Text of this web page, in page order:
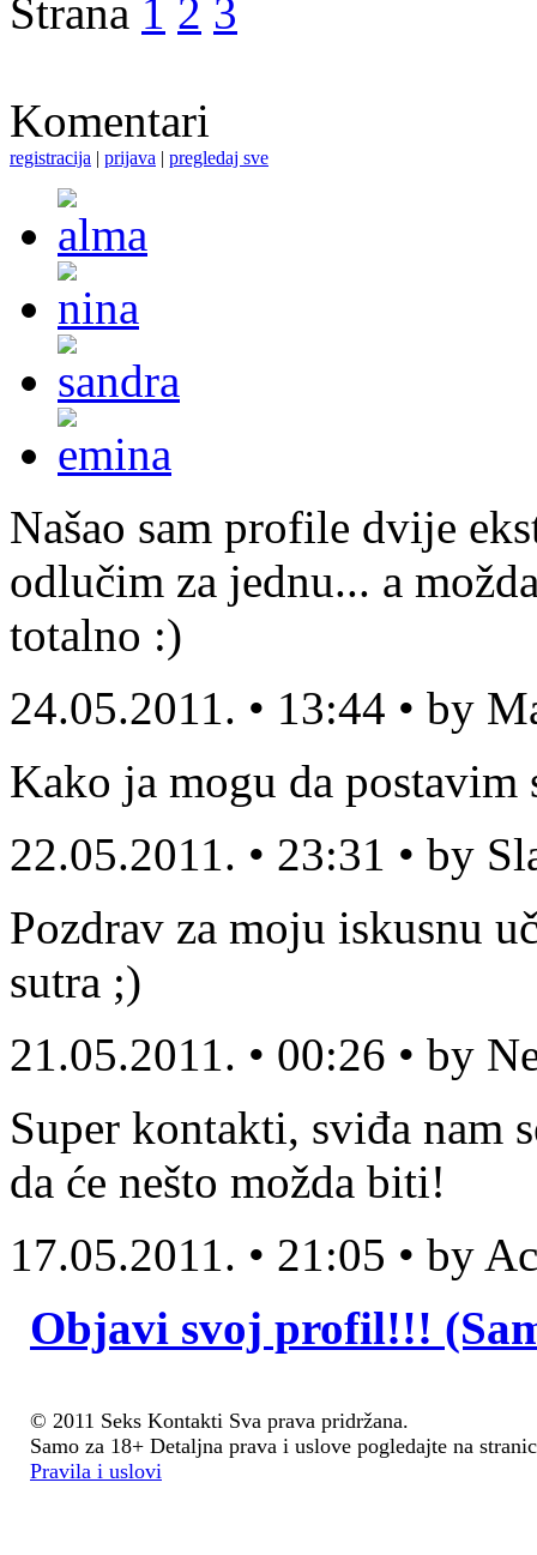
Strana 1 2 3
Komentari
registracija | prijava | pregledaj sve
Našao sam profile dvije
odlučim za jednu... a
totalno :)
24.05.2011. • 13:44 • by
Kako ja mogu da
22.05.2011. • 23:31 • by
Pozdrav za moju iskusnu
sutra ;)
21.05.2011. • 00:26 • by
Super kontakti, sviđa nam
da će nešto možda biti!
17.05.2011. • 21:05 • by
Objavi svoj profil!!!
© 2011 Seks Kontakti Sva prava pridržana.
Samo za 18+ Detaljna prava i uslove pogledajte na
Pravila i uslovi